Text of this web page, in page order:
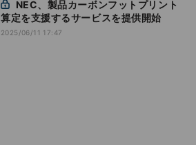
算定を支援するサービスを提供開始
2025/06/11 17:47